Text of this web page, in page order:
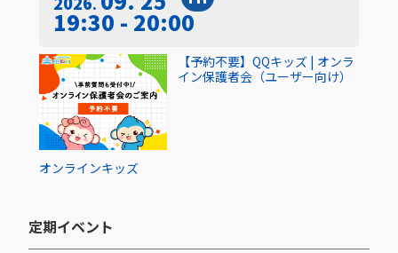
19:30 - 20:00
オンラインキッズ
【予約不要】QQキッズ | オンラ
イン保護者会（ユーザー向け）
定期イベント​